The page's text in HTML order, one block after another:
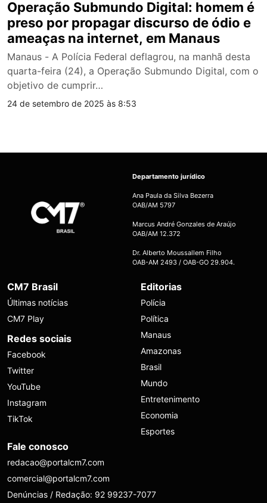
Operação Submundo Digital: homem é
preso por propagar discurso de ódio e
ameaças na internet, em Manaus
Manaus - A Polícia Federal deflagrou, na manhã desta
quarta-feira (24), a Operação Submundo Digital, com o
objetivo de cumprir…
24 de setembro de 2025 às 8:53
Departamento jurídico
Ana Paula da Silva Bezerra
OAB/AM 5797
Marcus André Gonzales de Araújo
OAB/AM 12.372
Dr. Alberto Moussallem Filho
OAB-AM 2493 / OAB-GO 29.904.
CM7 Brasil
Últimas notícias
CM7 Play
Redes sociais
Facebook
Twitter
YouTube
Instagram
TikTok
Editorias
Polícia
Política
Manaus
Amazonas
Brasil
Mundo
Entretenimento
Economia
Esportes
Fale conosco
redacao@portalcm7.com
comercial@portalcm7.com
Denúncias / Redação: 92 99237-7077